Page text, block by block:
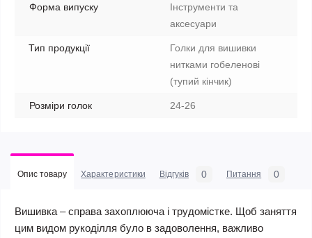
Форма випуску
Інструменти та
аксесуари
Тип продукції
Голки для вишивки
нитками гобеленові
(тупий кінчик)
Розміри голок 24-26
Опис товару Характеристики Відгуків 0 Питання 0
Вишивка – справа захоплююча і трудомістке. Щоб заняття
цим видом рукоділля було в задоволення, важливо